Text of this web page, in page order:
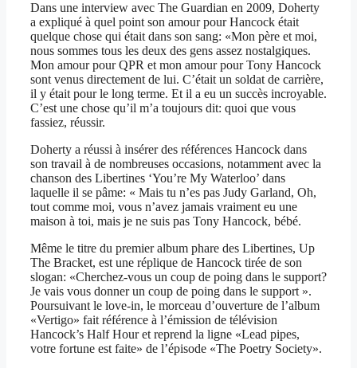
Dans une interview avec The Guardian en 2009, Doherty
a expliqué à quel point son amour pour Hancock était
quelque chose qui était dans son sang: «Mon père et moi,
nous sommes tous les deux des gens assez nostalgiques.
Mon amour pour QPR et mon amour pour Tony Hancock
sont venus directement de lui. C’était un soldat de carrière,
il y était pour le long terme. Et il a eu un succès incroyable.
C’est une chose qu’il m’a toujours dit: quoi que vous
fassiez, réussir.
Doherty a réussi à insérer des références Hancock dans
son travail à de nombreuses occasions, notamment avec la
chanson des Libertines ‘You’re My Waterloo’ dans
laquelle il se pâme: « Mais tu n’es pas Judy Garland, Oh,
tout comme moi, vous n’avez jamais vraiment eu une
maison à toi, mais je ne suis pas Tony Hancock, bébé.
Même le titre du premier album phare des Libertines, Up
The Bracket, est une réplique de Hancock tirée de son
slogan: «Cherchez-vous un coup de poing dans le support?
Je vais vous donner un coup de poing dans le support ».
Poursuivant le love-in, le morceau d’ouverture de l’album
«Vertigo» fait référence à l’émission de télévision
Hancock’s Half Hour et reprend la ligne «Lead pipes,
votre fortune est faite» de l’épisode «The Poetry Society».